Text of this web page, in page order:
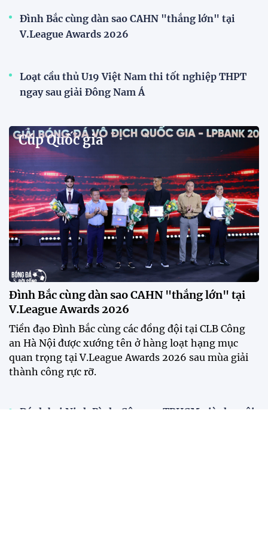
Đình Bắc cùng dàn sao CAHN "thắng lớn" tại
V.League Awards 2026
Loạt cầu thủ U19 Việt Nam thi tốt nghiệp THPT
ngay sau giải Đông Nam Á
Cúp Quốc gia
Đình Bắc cùng dàn sao CAHN "thắng lớn" tại
V.League Awards 2026
Tiền đạo Đình Bắc cùng các đồng đội tại CLB Công
an Hà Nội được xướng tên ở hàng loạt hạng mục
quan trọng tại V.League Awards 2026 sau mùa giải
thành công rực rỡ.
Đánh bại Ninh Bình, Công an TPHCM giành ngôi